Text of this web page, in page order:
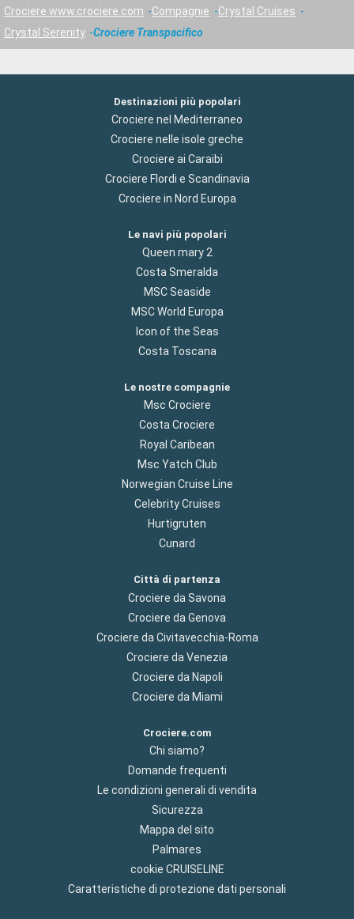
Crociere www.crociere.com Compagnie
Crystal Cruises
Crystal Serenity
Crociere Transpacifico
Destinazioni più popolari
Crociere nel Mediterraneo
Crociere nelle isole greche
Crociere ai Caraibi
Crociere Flordi e Scandinavia
Crociere in Nord Europa
Le navi più popolari
Queen mary 2
Costa Smeralda
MSC Seaside
MSC World Europa
Icon of the Seas
Costa Toscana
Le nostre compagnie
Msc Crociere
Costa Crociere
Royal Caribean
Msc Yatch Club
Norwegian Cruise Line
Celebrity Cruises
Hurtigruten
Cunard
Città di partenza
Crociere da Savona
Crociere da Genova
Crociere da Civitavecchia-Roma
Crociere da Venezia
Crociere da Napoli
Crociere da Miami
Crociere.com
Chi siamo?
Domande frequenti
Le condizioni generali di vendita
Sicurezza
Mappa del sito
Palmares
cookie CRUISELINE
Caratteristiche di protezione dati personali